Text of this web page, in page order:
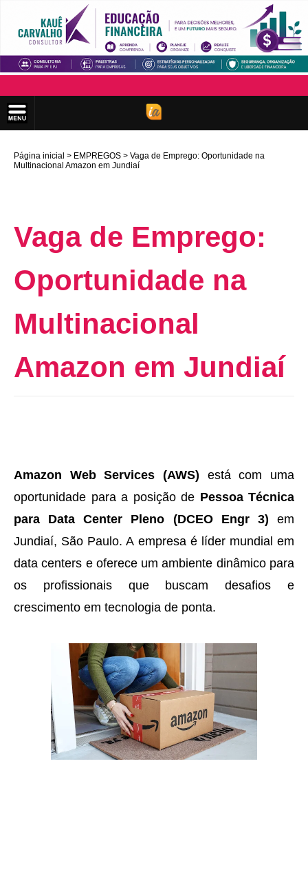
Página inicial EMPREGOS
Vaga de Emprego: Oportunidade na
Multinacional Amazon em Jundiaí
Vaga de Emprego:
Oportunidade na
Multinacional
Amazon em Jundiaí
Amazon Web Services (AWS) está com uma
oportunidade para a posição de Pessoa Técnica
para Data Center Pleno (DCEO Engr 3) em
Jundiaí, São Paulo. A empresa é líder mundial em
data centers e oferece um ambiente dinâmico para
os profissionais que buscam desafios e
crescimento em tecnologia de ponta.